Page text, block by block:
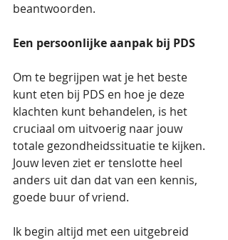
beantwoorden.
Een persoonlijke aanpak bij PDS
Om te begrijpen wat je het beste
kunt eten bij PDS en hoe je deze
klachten kunt behandelen, is het
cruciaal om uitvoerig naar jouw
totale gezondheidssituatie te kijken.
Jouw leven ziet er tenslotte heel
anders uit dan dat van een kennis,
goede buur of vriend.
Ik begin altijd met een uitgebreid